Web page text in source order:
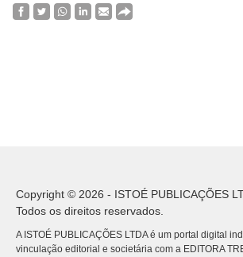
Copyright © 2026 - ISTOÉ PUBLICAÇÕES
Todos os direitos reservados.
A ISTOÉ PUBLICAÇÕES LTDA é um portal digital
vinculação editorial e societária com a EDITORA